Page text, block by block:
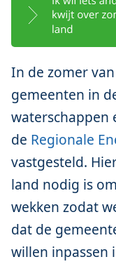
In de zomer
gemeenten in
waterschappen
de Regionale
vastgesteld.
land nodig is
wekken zodat
dat de
willen inpassen